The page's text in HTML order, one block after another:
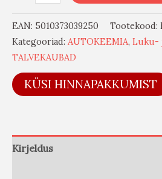
EAN: 5010373039250 Tootekood:
Kategooriad: AUTOKEEMIA, Luku-
TALVEKAUBAD
KÜSI HINNAPAKKUMIST
Kirjeldus